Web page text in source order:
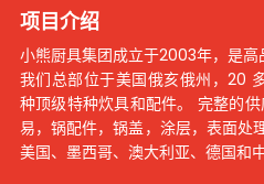
项目介绍
小熊厨具集团成立于2003年，是高
我们总部位于美国俄亥俄州，20
种顶级特种炊具和配件。 完整的
易，锅配件，锅盖，涂层，表面处
美国、墨西哥、澳大利亚、德国和